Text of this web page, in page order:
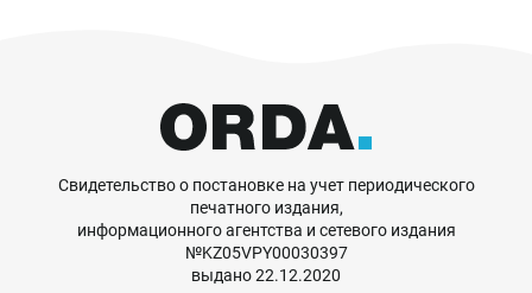
Свидетельство о постановке на учет периодического
печатного издания,
информационного агентства и сетевого издания
№KZ05VPY00030397
выдано 22.12.2020